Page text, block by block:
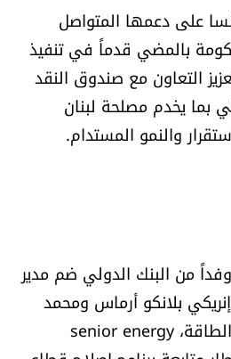
Digital solutions by
على دعمها المتواصل
بالمضي قدماً في تنفيذ
التعاون مع صندوق النقد
بما يخدم مصلحة لبنان
والنمو المستدام.
وفداً من البنك الدولي ضم مدير
بلانكو أرماس ومحمد
قمح الخبير في شؤون الطاقة، senior energy